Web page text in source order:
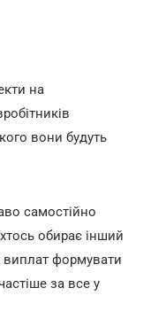
на
вони будуть
самостійно
обирає інший
виплат формувати
за все у